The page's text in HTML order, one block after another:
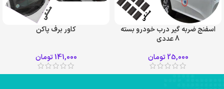
اسفنج ضربه گیر درب خودرو بسته
8 عددی
25,000 تومان
کاور برف پاکن
141,000تومان